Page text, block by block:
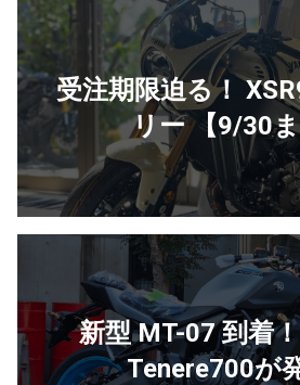
受注期限迫る！
リー 【9/30
新型 MT-07 到着
Tenere700が